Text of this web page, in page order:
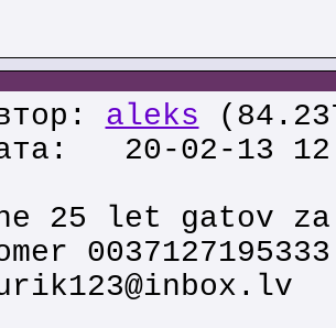
aleks
20-02-13
25 let gatov